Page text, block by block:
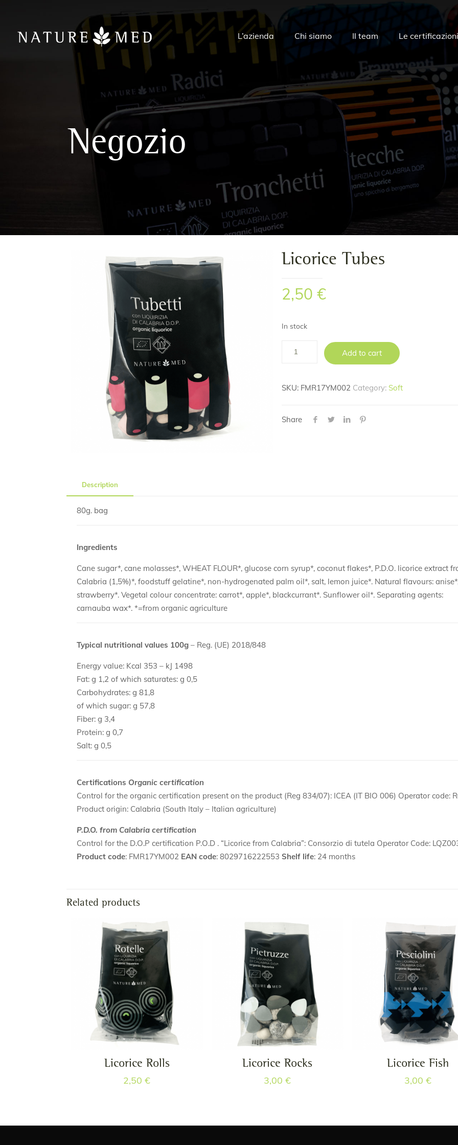
L’azienda Chi siamo Il team Le certificazioni
Negozio
Licorice Tubes
2,50€
In stock
Add to cart
SKU: FMR17YM002 Category: Soft
Share
Description
80g. bag
Ingredients
Cane sugar*, cane molasses*, WHEAT FLOUR*, glucose corn syrup*, coconut flakes*, P.D.O. licorice extract
Calabria (1,5%)*, foodstuff gelatine*, non-hydrogenated palm oil*, salt, lemon juice*. Natural flavours:
strawberry*. Vegetal colour concentrate: carrot*, apple*, blackcurrant*. Sunflower oil*. Separating agents:
carnauba wax*. *=from organic agriculture
Typical nutritional values 100g – Reg. (UE) 2018/848
Energy value: Kcal 353 – kJ 1498
Fat: g 1,2 of which saturates: g 0,5
Carbohydrates: g 81,8
of which sugar: g 57,8
Fiber: g 3,4
Protein: g 0,7
Salt: g 0,5
Certifications Organic certification
Control for the organic certification present on the product (Reg 834/07): ICEA (IT BIO 006) Operator code:
Product origin: Calabria (South Italy – Italian agriculture)
P.D.O. from Calabria certification
Control for the D.O.P certification P.O.D . “Licorice from Calabria”: Consorzio di tutela Operator Code:
Product code: FMR17YM002 EAN code: 8029716222553Shelf life: 24 months
Related products
Licorice Rolls
2,50€
Licorice Rocks
3,00€
Licorice Fish
3,00€